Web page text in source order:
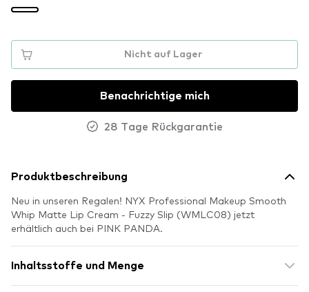
Nicht auf Lager
Benachrichtige mich
28 Tage Rückgarantie
Produktbeschreibung
Neu in unseren Regalen! NYX Professional Makeup Smooth
Whip Matte Lip Cream - Fuzzy Slip (WMLC08) jetzt
erhältlich auch bei PINK PANDA.
Inhaltsstoffe und Menge